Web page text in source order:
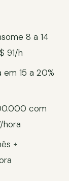
8 a 14
91/h
em 15 a 20%
com
hora
÷